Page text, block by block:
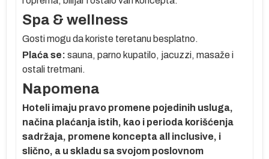
Spa & wellness
Gosti mogu da koriste teretanu besplatno.
Plaća se: sauna, parno kupatilo, jacuzzi, masaže i
ostali tretmani.
Napomena
Hoteli imaju pravo promene pojedinih usluga,
načina plaćanja istih, kao i perioda korišćenja
sadržaja, promene koncepta all inclusive, i
slično, a u skladu sa svojom poslovnom